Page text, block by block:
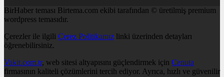
BirHaber teması Birtema.com ekibi tarafından © üretilmiş premium
wordpress temasıdır.
Çerezler ile ilgili Çerez Politikamız linki üzerinden detayları
öğrenebilirsiniz.
Vakit.com.tr, web sitesi altyapısını güçlendirmek için Cenuta
firmasının kaliteli çözümlerini tercih ediyor. Ayrıca, hızlı ve güvenilir